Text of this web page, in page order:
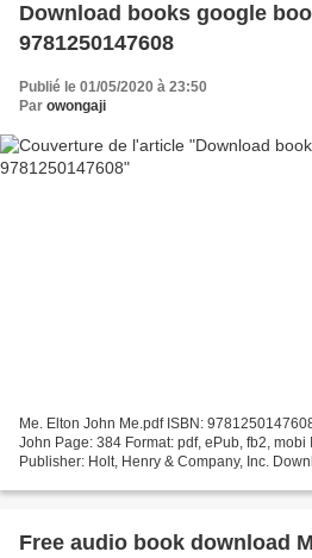
Download books google
9781250147608
Publié le 01/05/2020 à 23:50
Par owongaji
Me. Elton John Me.pdf ISBN:
John Page: 384 Format: pdf, ePub, fb2,
Publisher: Holt, Henry & Company, Inc.
Free audio book download